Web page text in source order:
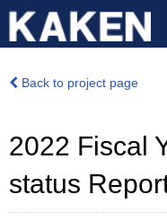
Back to project page
2022 Fiscal
status